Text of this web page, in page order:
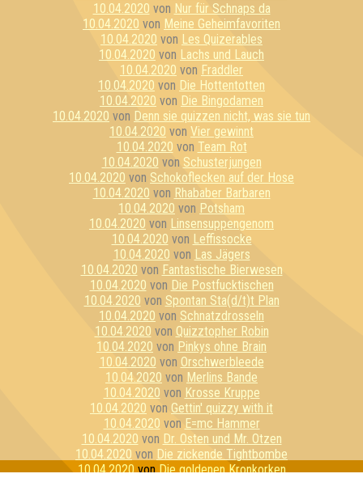
10.04.2020 von Nur für Schnaps da
10.04.2020 von Meine Geheimfavoriten
10.04.2020 von Les Quizerables
10.04.2020 von Lachs und Lauch
10.04.2020 von Fraddler
10.04.2020 von Die Hottentotten
10.04.2020 von Die Bingodamen
10.04.2020 von Denn sie quizzen nicht, was sie tun
10.04.2020 von Vier gewinnt
10.04.2020 von Team Rot
10.04.2020 von Schusterjungen
10.04.2020 von Schokoflecken auf der Hose
10.04.2020 von Rhababer Barbaren
10.04.2020 von Potsham
10.04.2020 von Linsensuppengenom
10.04.2020 von Leffissocke
10.04.2020 von Las Jägers
10.04.2020 von Fantastische Bierwesen
10.04.2020 von Die Postfucktischen
10.04.2020 von Spontan Sta(d/t)t Plan
10.04.2020 von Schnatzdrosseln
10.04.2020 von Quizztopher Robin
10.04.2020 von Pinkys ohne Brain
10.04.2020 von Orschwerbleede
10.04.2020 von Merlins Bande
10.04.2020 von Krosse Kruppe
10.04.2020 von Gettin' quizzy with it
10.04.2020 von E=mc Hammer
10.04.2020 von Dr. Osten und Mr. Otzen
10.04.2020 von Die zickende Tightbombe
10.04.2020vonDie goldenen Kronkorken